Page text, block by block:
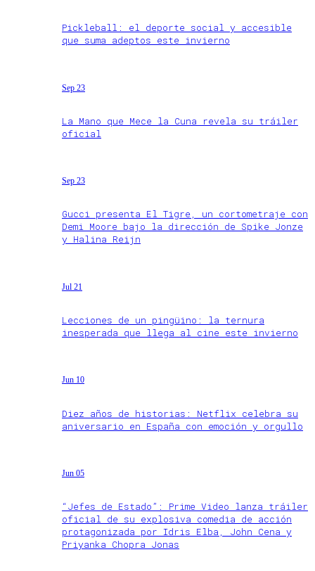
Pickleball: el deporte social y accesible
que suma adeptos este invierno
Sep 23
La Mano que Mece la Cuna revela su tráiler
oficial
Sep 23
Gucci presenta El Tigre, un cortometraje con
Demi Moore bajo la dirección de Spike Jonze
y Halina Reijn
Jul 21
Lecciones de un pingüino: la ternura
inesperada que llega al cine este invierno
Jun 10
Diez años de historias: Netflix celebra su
aniversario en España con emoción y orgullo
Jun 05
“Jefes de Estado”: Prime Video lanza tráiler
oficial de su explosiva comedia de acción
protagonizada por Idris Elba, John Cena y
Priyanka Chopra Jonas